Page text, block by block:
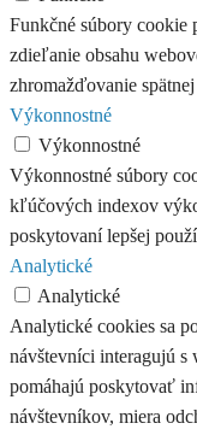
Funkčné súbory cookie
zdieľanie obsahu
zhromažďovanie
Výkonnostné
Výkonnostné
Výkonnostné súbory
kľúčových indexov
poskytovaní lepšej
Analytické
Analytické
Analytické cookies sa
návštevníci interagujú s
pomáhajú poskytovať
návštevníkov, miera